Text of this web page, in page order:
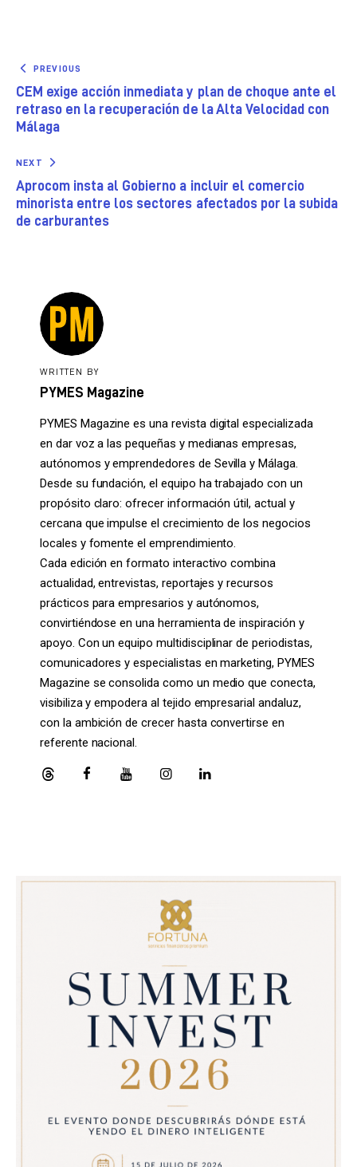
PREVIOUS
CEM exige acción inmediata y plan de choque ante el
retraso en la recuperación de la Alta Velocidad con
Málaga
NEXT
Aprocom insta al Gobierno a incluir el comercio
minorista entre los sectores afectados por la subida
de carburantes
WRITTEN BY
PYMES Magazine
PYMES Magazine es una revista digital especializada
en dar voz a las pequeñas y medianas empresas,
autónomos y emprendedores de Sevilla y Málaga.
Desde su fundación, el equipo ha trabajado con un
propósito claro: ofrecer información útil, actual y
cercana que impulse el crecimiento de los negocios
locales y fomente el emprendimiento.
Cada edición en formato interactivo combina
actualidad, entrevistas, reportajes y recursos
prácticos para empresarios y autónomos,
convirtiéndose en una herramienta de inspiración y
apoyo. Con un equipo multidisciplinar de periodistas,
comunicadores y especialistas en marketing, PYMES
Magazine se consolida como un medio que conecta,
visibiliza y empodera al tejido empresarial andaluz,
con la ambición de crecer hasta convertirse en
referente nacional.